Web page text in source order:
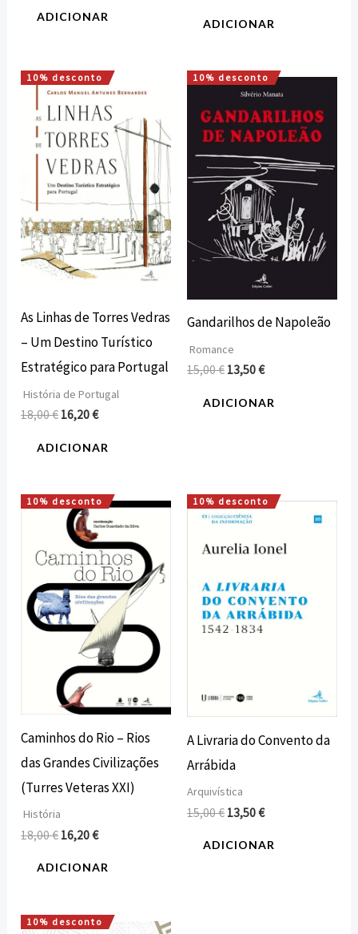
ADICIONAR ADICIONAR
10% desconto
As Linhas de Torres Vedras
– Um Destino Turístico
Estratégico para Portugal
História de Portugal
18,00€
O
preço
original
era:
18,00 €.
16,20€
O
preço
atual
é:
16,20 €.
ADICIONAR
10% desconto
Gandarilhos de Napoleão
Romance
15,00€
O
preço
original
era:
15,00 €.
13,50€
O
preço
atual
é:
13,50 €.
ADICIONAR
10% desconto
Caminhos do Rio – Rios
das Grandes Civilizações
(Turres Veteras XXI)
História
18,00€
O
preço
original
era:
18,00 €.
16,20€
O
preço
atual
é:
16,20 €.
ADICIONAR
10% desconto
A Livraria do Convento da
Arrábida
Arquivística
15,00€
O
preço
era:
13,50€
O
é:
ADICIONAR
10% desconto
O O